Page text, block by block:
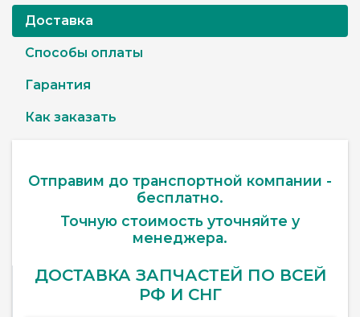
Доставка
Способы оплаты
Гарантия
Как заказать
Отправим до транспортной компании -
бесплатно.
Точную стоимость уточняйте у
менеджера.
ДОСТАВКА ЗАПЧАСТЕЙ ПО ВСЕЙ
РФ И СНГ